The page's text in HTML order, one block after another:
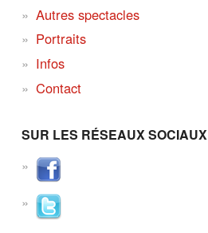
Autres spectacles
Portraits
Infos
Contact
SUR LES RÉSEAUX SOCIAUX